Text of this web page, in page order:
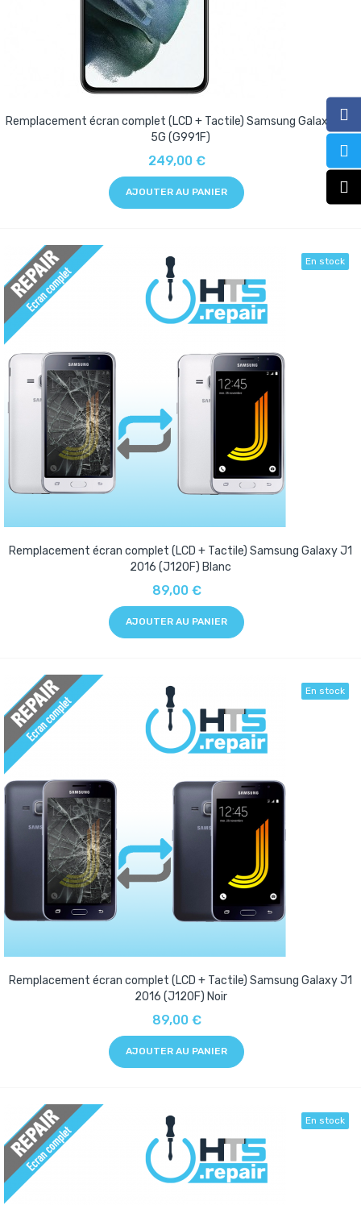
Remplacement écran complet (LCD + Tactile) Samsung Galaxy S21
5G (G991F)
249,00 €
AJOUTER AU PANIER
En stock
Remplacement écran complet (LCD + Tactile) Samsung Galaxy J1
2016 (J120F) Blanc
89,00 €
AJOUTER AU PANIER
En stock
Remplacement écran complet (LCD + Tactile) Samsung Galaxy J1
2016 (J120F) Noir
89,00 €
AJOUTER AU PANIER
En stock